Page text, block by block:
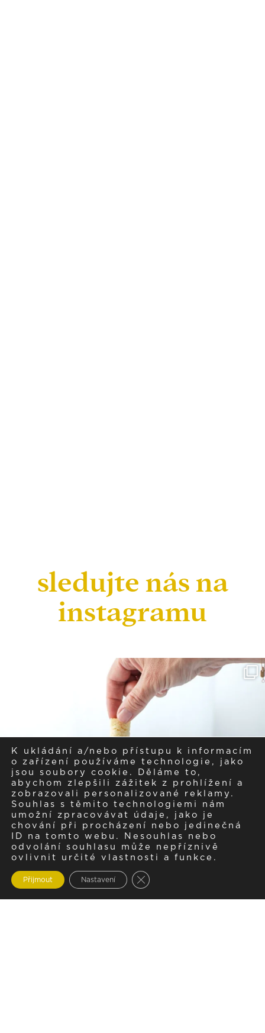
sledujte nás na
instagramu
K ukládání a/nebo přístupu k informacím
o zařízení používáme technologie, jako
jsou soubory cookie. Děláme to,
abychom zlepšili zážitek z prohlížení a
zobrazovali personalizované reklamy.
Souhlas s těmito technologiemi nám
umožní zpracovávat údaje, jako je
chování při procházení nebo jedinečná
ID na tomto webu. Nesouhlas nebo
odvolání souhlasu může nepříznivě
ovlivnit určité vlastnosti a funkce.
Přijmout Nastavení Zavřít cookie lištu GDPR